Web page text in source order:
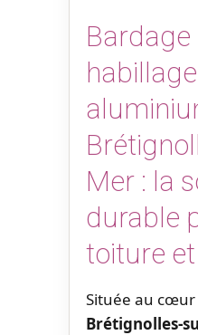
Bardage
habillage
Mer : la
durable
toiture
Située au cœur
Brétignolles-